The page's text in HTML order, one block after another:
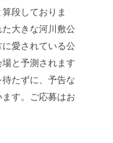
段しておりま
大きな河川敷公
愛されている公
と予測されます
たずに、予告な
す。
ご応募はお